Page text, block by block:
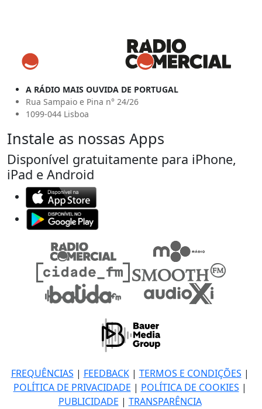
A RÁDIO MAIS OUVIDA DE PORTUGAL
Rua Sampaio e Pina n° 24/26
1099-044 Lisboa
Instale as nossas Apps
Disponível gratuitamente para iPhone,
iPad e Android
FREQUÊNCIAS | FEEDBACK| TERMOS E CONDIÇÕES |
POLÍTICA DE PRIVACIDADE | POLÍTICA DE COOKIES |
PUBLICIDADE | TRANSPARÊNCIA